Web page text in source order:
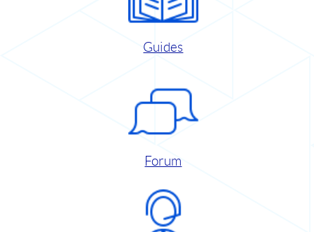
Guides
Forum